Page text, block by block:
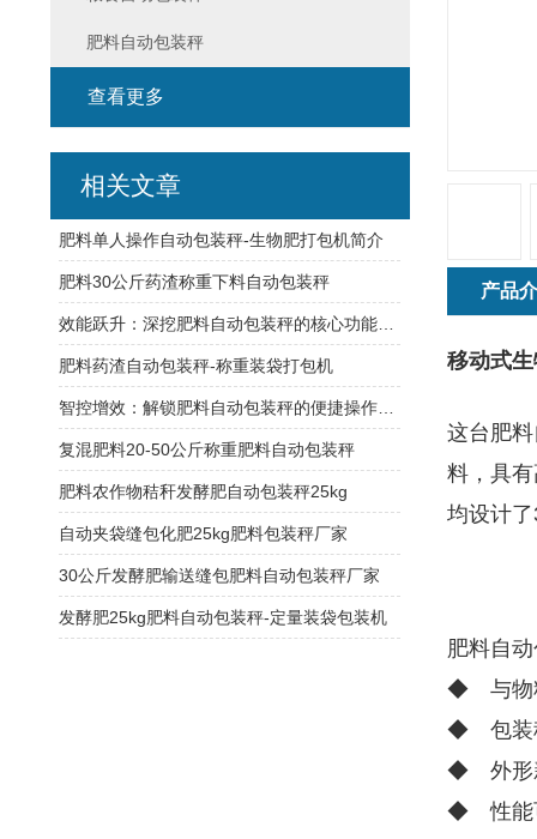
产品
移动式
这台肥
料，具
均设计
肥料自
◆ 与物
◆ 包装
◆ 外形
◆ 性能
肥料自动包装秤
查看更多
相关文章
肥料单人操作自动包装秤-生物肥打包机简介
肥料30公斤药渣称重下料自动包装秤
肥料药渣自动包装秤-称重装袋打包机
复混肥料20-50公斤称重肥料自动包装秤
肥料农作物秸秆发酵肥自动包装秤25kg
自动夹袋缝包化肥25kg肥料包装秤厂家
30公斤发酵肥输送缝包肥料自动包装秤厂家
发酵肥25kg肥料自动包装秤-定量装袋包装机